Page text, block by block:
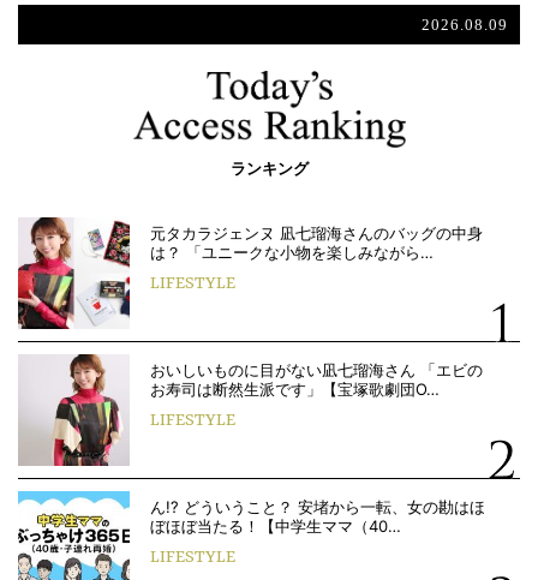
2026.08.09
ランキング
元タカラジェンヌ 凪七瑠海さんのバッグの中身
は？ 「ユニークな小物を楽しみながら…
LIFESTYLE
おいしいものに目がない凪七瑠海さん 「エビの
お寿司は断然生派です」【宝塚歌劇団O…
LIFESTYLE
ん!? どういうこと？ 安堵から一転、女の勘はほ
ぼほぼ当たる！【中学生ママ（40…
LIFESTYLE